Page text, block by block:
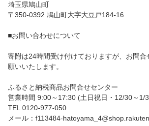
埼玉県鳩山町
〒350-0392 鳩山町大字大豆戸184-16
■お問い合わせについて
寄附は24時間受け付けておりますが、お問合
願いいたします。
ふるさと納税商品お問合せセンター
営業時間 9:00～17:30 (土日祝日・12/30～1/
TEL 0120-977-050
メール：f113484-